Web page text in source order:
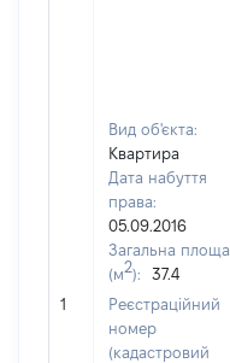
1
Вид об'єкта:
Квартира
Дата набуття
права:
05.09.2016
Загальна площа
(м2):
37.4
Реєстраційний
номер
(кадастровий